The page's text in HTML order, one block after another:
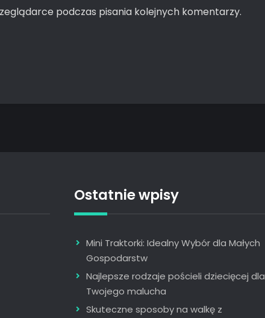
podczas pisania kolejnych komentarzy.
Ostatnie wpisy
Mini Traktorki: Idealny Wybór dla Małych
Gospodarstw
Najlepsze rodzaje pościeli dziecięcej dla
Twojego malucha
Skuteczne sposoby na walkę z